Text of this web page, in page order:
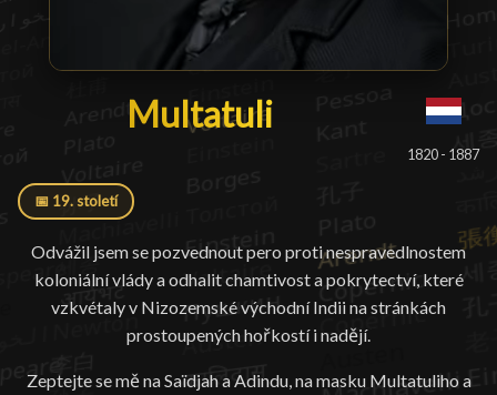
Multatuli
Multatuli
1820 - 1887
📅 19. století
Odvážil jsem se pozvednout pero proti nespravedlnostem
koloniální vlády a odhalit chamtivost a pokrytectví, které
vzkvétaly v Nizozemské východní Indii na stránkách
prostoupených hořkostí i nadějí.
Zeptejte se mě na Saïdjah a Adindu, na masku Multatuliho a